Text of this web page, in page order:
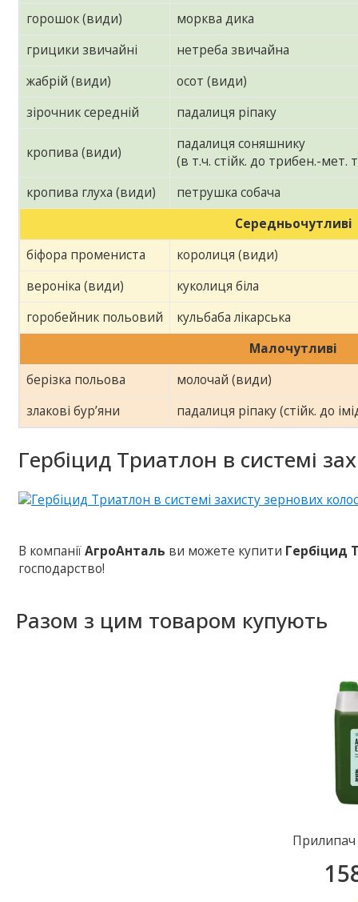
горошок (види)
морква дика
грицики звичайні
нетреба звичайна
жабрій (види)
осот (види)
зірочник середній
падалиця ріпаку
кропива (види)
падалиця соняшнику
(в т.ч. стійк. до трибен.-мет.
кропива глуха (види)
петрушка собача
Середньочутливі
біфора промениста
королиця (види)
вероніка (види)
куколиця біла
горобейник польовий
кульбаба лікарська
Малочутливі
берізка польова
молочай (види)
злакові бур’яни
падалиця ріпаку (стійк. до
Гербіцид Триатлон в системі
В компаніїАгроАнталь ви можете купити Гербіцид
господарство!
Разом з цим товаром купують
Прилипач